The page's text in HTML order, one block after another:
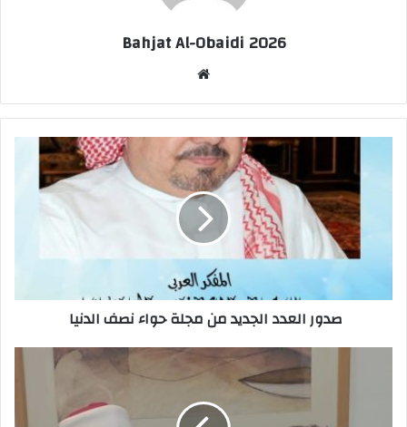
Bahjat Al-Obaidi 2026
صدور العدد الجديد من مجلة حواء نصف الدنيا